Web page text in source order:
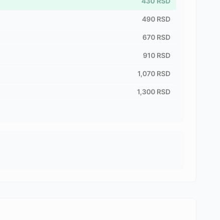
490 RSD
670 RSD
910 RSD
1,070 RSD
1,300 RSD